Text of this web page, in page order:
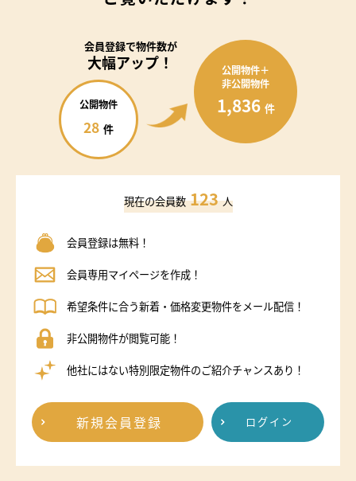
会員登録で物件数が
大幅アップ！
公開物件
28 件
公開物件＋
非公開物件
1,836 件
現在の会員数 123 人
会員登録は無料！
会員専用マイページを作成！
希望条件に合う新着・価格変更物件をメール配信！
非公開物件が閲覧可能！
他社にはない特別限定物件のご紹介チャンスあり！
新規会員登録 ログイン